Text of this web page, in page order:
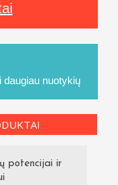
daugiau nuotykių
potencijai ir